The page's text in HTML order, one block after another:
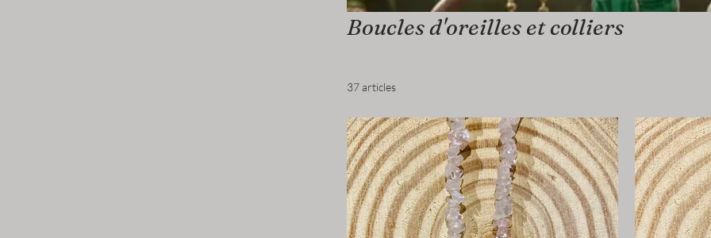
Boucles d'oreilles et colliers
37 articles